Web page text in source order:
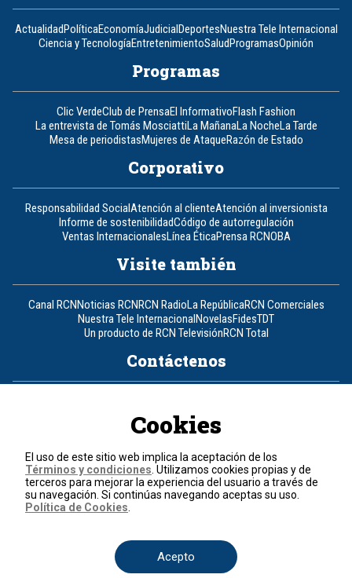
Actualidad PolíticaEconomíaJudicial DeportesNuestra Tele Internacional
Ciencia y TecnologíaEntretenimientoSalud ProgramasOpinión
Programas
Clic VerdeClub de PrensaEl InformativoFlash Fashion
La entrevista de Tomás MosciattiLa MañanaLa NocheLa Tarde
Mesa de periodistasMujeres de AtaqueRazón de Estado
Corporativo
Responsabilidad SocialAtención al clienteAtención al inversionista
Informe de sostenibilidadCódigo de autorregulación
Ventas InternacionalesLínea ÉticaPrensa RCNOBA
Visite también
Canal RCN Noticias RCN RCN RadioLa RepúblicaRCN Comerciales
Nuestra Tele Internacional NovelasFidesTDT
Un producto de RCN TelevisiónRCN Total
Contáctenos
Política de cookies
Términos y condiciones
© 2026, RCN Medios.
Todos los derechos reservados.
Cookies
El uso de este sitio web implica la aceptación de los
Términos y condiciones . Utilizamos cookies propias y de
terceros para mejorar la experiencia del usuario a través de
su navegación. Si continúas navegando aceptas su uso.
Política de Cookies
Acepto